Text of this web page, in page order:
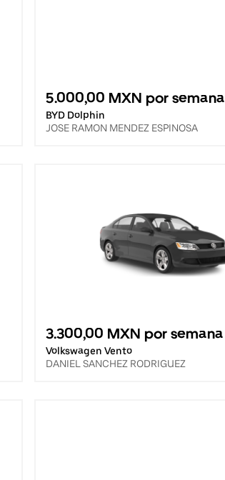
5.000,00 MXN por semana
BYD Dolphin
JOSE RAMON MENDEZ ESPINOSA
3.300,00 MXN por semana
Volkswagen Vento
DANIEL SANCHEZ RODRIGUEZ